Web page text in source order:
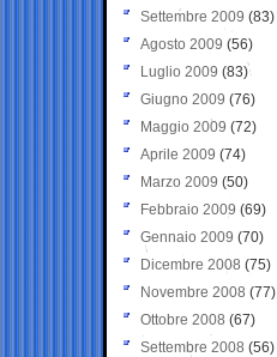
Settembre 2009 (83)
Agosto 2009 (56)
Luglio 2009 (83)
Giugno 2009 (76)
Maggio 2009 (72)
Aprile 2009 (74)
Marzo 2009 (50)
Febbraio 2009 (69)
Gennaio 2009 (70)
Dicembre 2008 (75)
Novembre 2008 (77)
Ottobre 2008 (67)
Settembre 2008 (56)